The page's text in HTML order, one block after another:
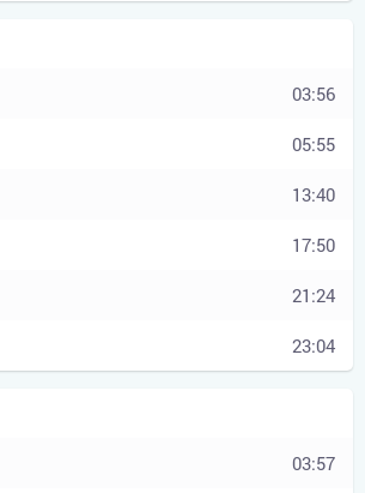
03:56
05:55
13:40
17:50
21:24
23:04
03:57